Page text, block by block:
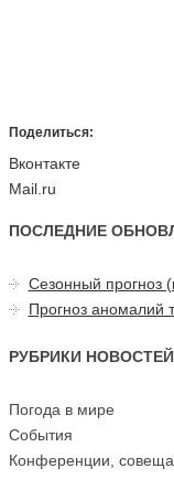
Поделиться:
Вконтакте
Mail.ru
ПОСЛЕДНИЕ
Сезонный прогноз
Прогноз аномалий
РУБРИКИ НОВОСТЕЙ
Погода в мире
События
Конференции,